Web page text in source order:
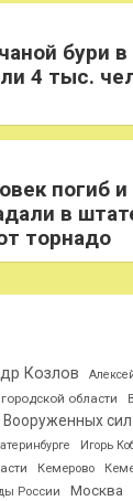
бури
4 тыс.
погиб и
в
торнадо
Козлов
области
Вооруженных сил
Игорь
Кемерово
России Москва